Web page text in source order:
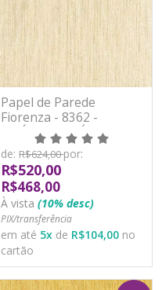
Papel de Parede
Fiorenza - 8362 -
VINÍLICO LAVÁVEL
de: R$624,00por:
R$520,00
R$468,00
À vista (10% desc)
PIX/transferência
em até 5x de R$104,00 no
cartão